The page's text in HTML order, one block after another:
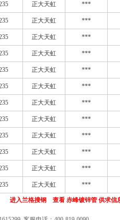
正大天虹 ***
正大天虹 ***
正大天虹 ***
正大天虹 ***
正大天虹 ***
正大天虹 ***
正大天虹 ***
正大天虹 ***
正大天虹 ***
正大天虹 ***
正大天虹 ***
正大天虹 ***
进入兰格搜钢 查看 赤峰镀锌管 供求信